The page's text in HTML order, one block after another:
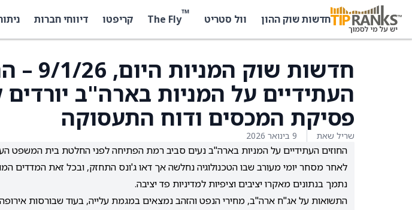
חדשות שוק ההון וול סטריט ™
The Fly קריפטו דיווחי חברות
חדשות שוק
העתידיים על המניות בארה"ב יורדים
פסיקת המכסים ודוח התעסוקה
שריל שאת 9 בינואר 2026
החוזים העתידיים על המניות בארה"ב נעים סביב רמת הפתיחה לפני החלטת בית המשפט
לאחר מסחר יומי מעורב שבו הטכנולוגיה נחלשה אך דאו ג'ונס התחזק, ובכל זאת המדדים
נתמך בנתונים מאקרו יציבים וציפיות למדיניות פד יציבה.
התשואות על אג"ח ארה"ב, מחירי הנפט והזהב נמצאים במגמת עלייה, בעוד שבורסות אירופה